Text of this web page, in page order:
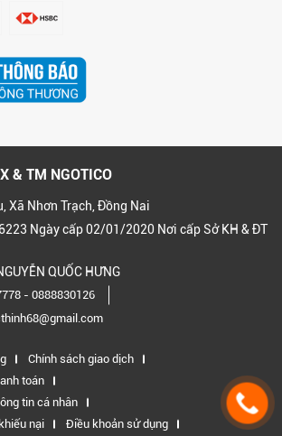
& TM NGOTICO
Xã Nhơn Trạch, Đồng Nai
Ngày cấp 02/01/2020 Nơi cấp Sở KH & ĐT
QUỐC HƯNG
- 0888830126
Chính sách giao dịch
toán
tin cá nhân
nại
Điều khoản sử dụng